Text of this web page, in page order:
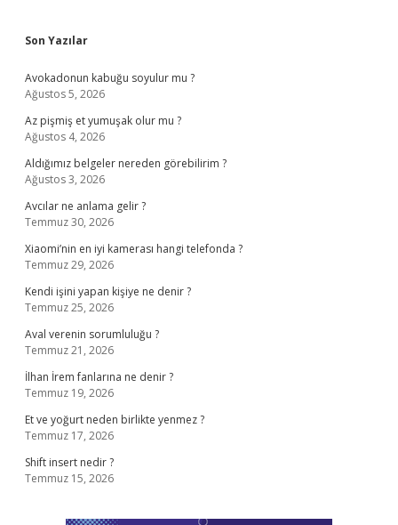
Sidebar
Son Yazılar
Avokadonun kabuğu soyulur mu ?
Ağustos 5, 2026
Az pişmiş et yumuşak olur mu ?
Ağustos 4, 2026
Aldığımız belgeler nereden görebilirim ?
Ağustos 3, 2026
Avcılar ne anlama gelir ?
Temmuz 30, 2026
Xiaomi’nin en iyi kamerası hangi telefonda ?
Temmuz 29, 2026
Kendi işini yapan kişiye ne denir ?
Temmuz 25, 2026
Aval verenin sorumluluğu ?
Temmuz 21, 2026
İlhan İrem fanlarına ne denir ?
Temmuz 19, 2026
Et ve yoğurt neden birlikte yenmez ?
Temmuz 17, 2026
Shift insert nedir ?
Temmuz 15, 2026